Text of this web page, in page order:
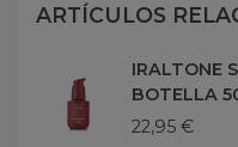
ARTÍCULOS
IRALTONE
BOTELLA
22,95 €